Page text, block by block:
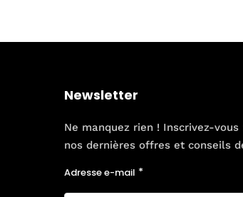
Newsletter
Ne manquez rien ! Inscrivez-
nos dernières offres et conseils
Adresse e-mail